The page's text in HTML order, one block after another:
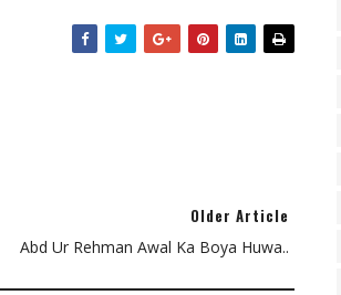
Older Article
Abd Ur Rehman Awal Ka Boya Huwa..